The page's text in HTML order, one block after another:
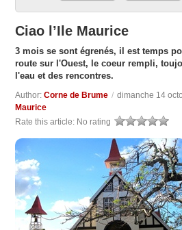
Ciao l’Ile Maurice
3 mois se sont égrenés, il est temps
route sur l'Ouest, le coeur rempli,
l'eau et des rencontres.
Author:Corne de Brume / dimanche 14
Maurice
Rate this article: No rating